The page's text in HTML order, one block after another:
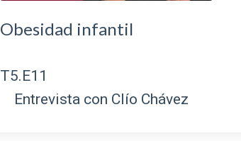
Obesidad infantil
T5.E11
Entrevista con Clío Chávez